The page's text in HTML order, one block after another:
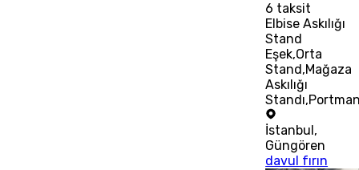
6 taksit
Elbise Askılığı
Stand
Eşek,Orta
Stand,Mağaza
Askılığı
İstanbul ,
Güngören
davul fırın